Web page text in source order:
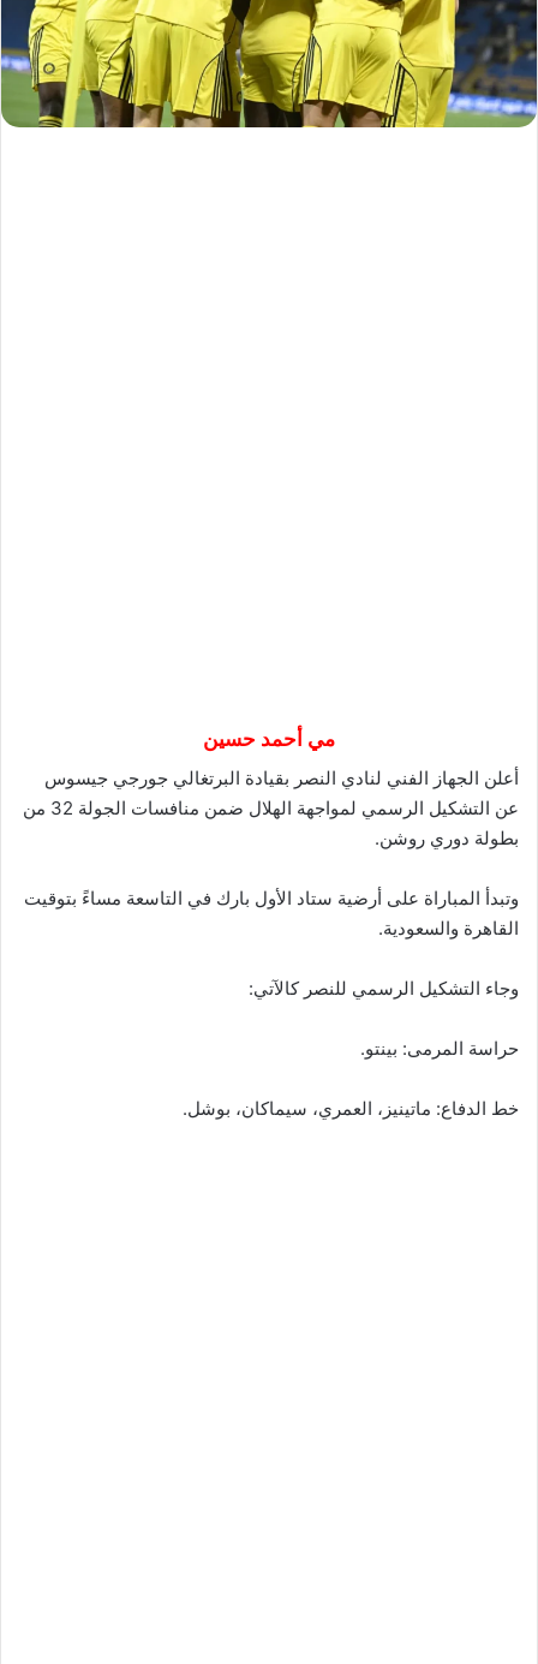
مي أحمد حسين
أعلن الجهاز الفني لنادي النصر بقيادة البرتغالي جورجي جيسوس
عن التشكيل الرسمي لمواجهة الهلال ضمن منافسات الجولة 32 من
بطولة دوري روشن.
وتبدأ المباراة على أرضية ستاد الأول بارك في التاسعة مساءً بتوقيت
القاهرة والسعودية.
وجاء التشكيل الرسمي للنصر كالآتي:
حراسة المرمى: بينتو.
خط الدفاع: ماتينيز، العمري، سيماكان، بوشل.